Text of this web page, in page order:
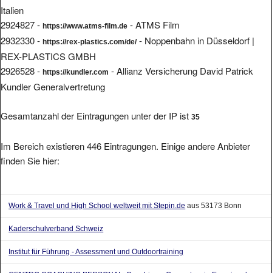
Italien
2924827 - https://www.atms-film.de - ATMS Film
2932330 - https://rex-plastics.com/de/- Noppenbahn in Düsseldorf |
REX-PLASTICS GMBH
2926528 - https://kundler.com - Allianz Versicherung David Patrick
Kundler Generalvertretung
Gesamtanzahl der Eintragungen unter der IP ist 35
Im Bereich existieren 446 Eintragungen. Einige andere Anbieter
finden Sie hier:
Work & Travel und High School weltweit mit Stepin.de aus 53173 Bonn
Kaderschulverband Schweiz
Institut für Führung - Assessment und Outdoortraining